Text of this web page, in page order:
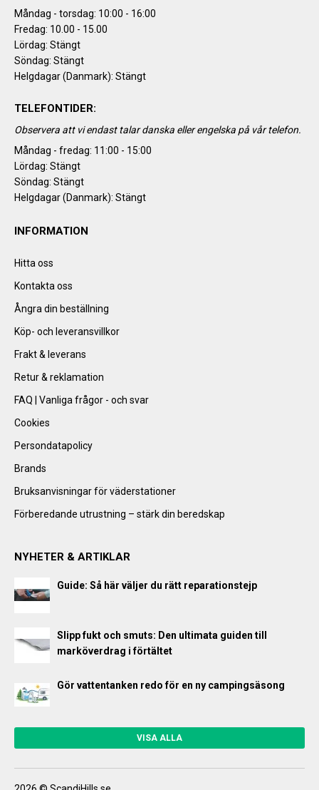
Måndag - torsdag: 10:00 - 16:00
Fredag: 10.00 - 15.00
Lördag: Stängt
Söndag: Stängt
Helgdagar (Danmark): Stängt
TELEFONTIDER:
Observera att vi endast talar danska eller engelska på vår telefon.
Måndag - fredag: 11:00 - 15:00
Lördag: Stängt
Söndag: Stängt
Helgdagar (Danmark): Stängt
INFORMATION
Hitta oss
Kontakta oss
Ångra din beställning
Köp- och leveransvillkor
Frakt & leverans
Retur & reklamation
FAQ | Vanliga frågor - och svar
Cookies
Persondatapolicy
Brands
Bruksanvisningar för väderstationer
Förberedande utrustning – stärk din beredskap
NYHETER & ARTIKLAR
Guide: Så här väljer du rätt reparationstejp
Slipp fukt och smuts: Den ultimata guiden till
marköverdrag i förtältet
Gör vattentanken redo för en ny campingsäsong
VISA ALLA